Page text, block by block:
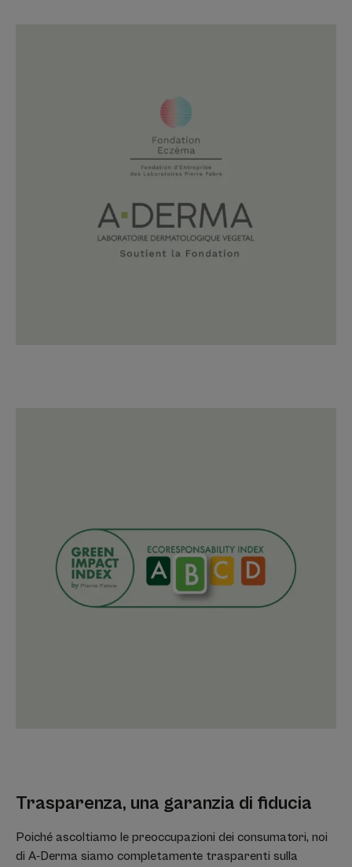
Trasparenza, una garanzia di fiducia
Poiché ascoltiamo le preoccupazioni dei consumatori, noi
di A-Derma siamo completamente trasparenti sulla